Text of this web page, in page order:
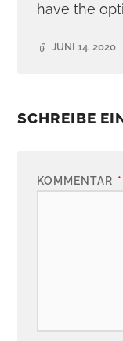
have the
JUNI 14, 2020
SCHREIBE
KOMMENTAR *